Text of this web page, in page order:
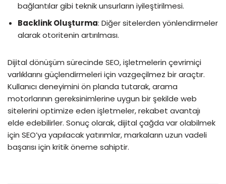
bağlantılar gibi teknik unsurların iyileştirilmesi.
Backlink Oluşturma: Diğer sitelerden yönlendirmeler
alarak otoritenin artırılması.
Dijital dönüşüm sürecinde SEO, işletmelerin çevrimiçi
varlıklarını güçlendirmeleri için vazgeçilmez bir araçtır.
Kullanıcı deneyimini ön planda tutarak, arama
motorlarının gereksinimlerine uygun bir şekilde web
sitelerini optimize eden işletmeler, rekabet avantajı
elde edebilirler. Sonuç olarak, dijital çağda var olabilmek
için SEO’ya yapılacak yatırımlar, markaların uzun vadeli
başarısı için kritik öneme sahiptir.